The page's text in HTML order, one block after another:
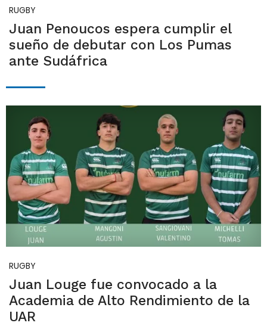
RUGBY
Juan Penoucos espera cumplir el
sueño de debutar con Los Pumas
ante Sudáfrica
RUGBY
Juan Louge fue convocado a la
Academia de Alto Rendimiento de la
UAR